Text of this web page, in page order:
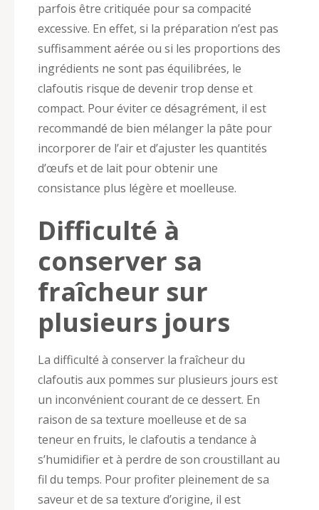
parfois être critiquée pour sa compacité
excessive. En effet, si la préparation n’est pas
suffisamment aérée ou si les proportions des
ingrédients ne sont pas équilibrées, le
clafoutis risque de devenir trop dense et
compact. Pour éviter ce désagrément, il est
recommandé de bien mélanger la pâte pour
incorporer de l’air et d’ajuster les quantités
d’œufs et de lait pour obtenir une
consistance plus légère et moelleuse.
Difficulté à
conserver sa
fraîcheur sur
plusieurs jours
La difficulté à conserver la fraîcheur du
clafoutis aux pommes sur plusieurs jours est
un inconvénient courant de ce dessert. En
raison de sa texture moelleuse et de sa
teneur en fruits, le clafoutis a tendance à
s’humidifier et à perdre de son croustillant au
fil du temps. Pour profiter pleinement de sa
saveur et de sa texture d’origine, il est